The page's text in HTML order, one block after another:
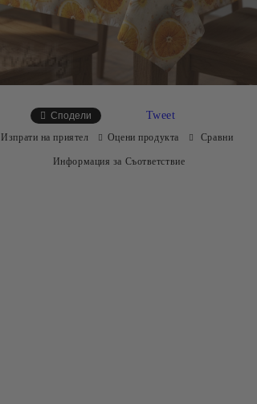
Сподели Tweet
Изпрати на приятел Оцени продукта Сравни
Информация за Съответствие